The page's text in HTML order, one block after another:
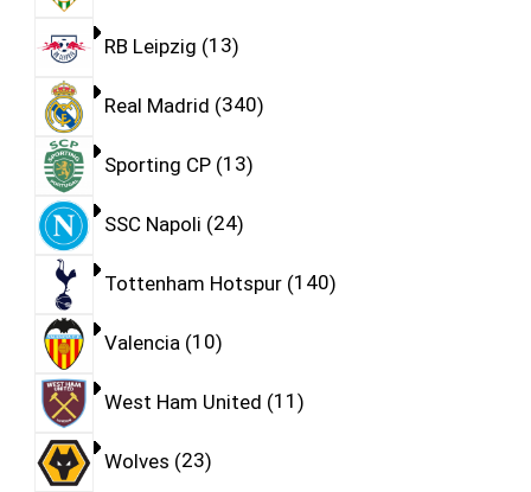
RB Leipzig 13
Real Madrid 340
Sporting CP 13
SSC Napoli 24
Tottenham Hotspur 140
Valencia 10
West Ham United 11
Wolves 23